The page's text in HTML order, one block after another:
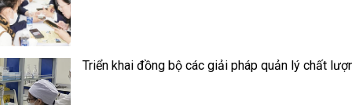
Triển khai đồng bộ các giải pháp quản lý chất